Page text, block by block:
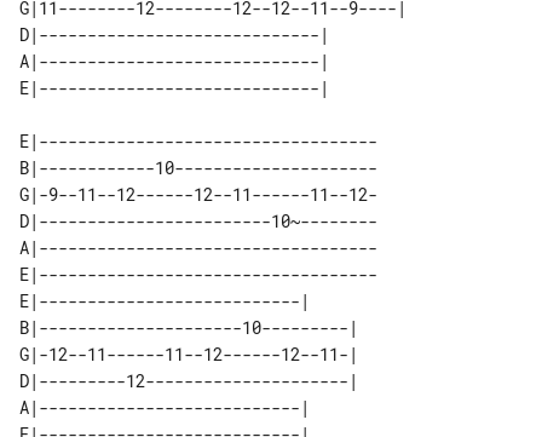
G|11--------12--------12--12--11--9----|
D|-----------------------------|
A|-----------------------------|
E|-----------------------------------
B|------------10---------------------
G|-9--11--12------12--11------11--12-
D|------------------------10~--------
A|-----------------------------------
E|-----------------------------------
E|---------------------------|
B|---------------------10---------|
G|-12--11------11--12------12--11-|
D|---------12---------------------|
A|---------------------------|